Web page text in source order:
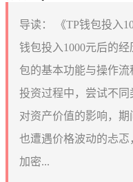
导读：
《TP钱包投入
钱包投入1000元后的
包的基本功能与操作
投资过程中，尝试不
对资产价值的影响，期
也遭遇价格波动的忐
加密...